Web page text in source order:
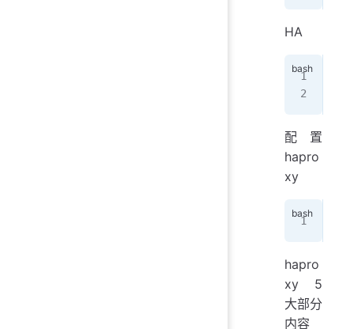
HA
配置
hapro
xy
hapro
xy 5
大部分
内容